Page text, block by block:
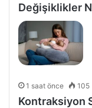
Değişiklikler
1 saat önce 105
Kontraksiyon